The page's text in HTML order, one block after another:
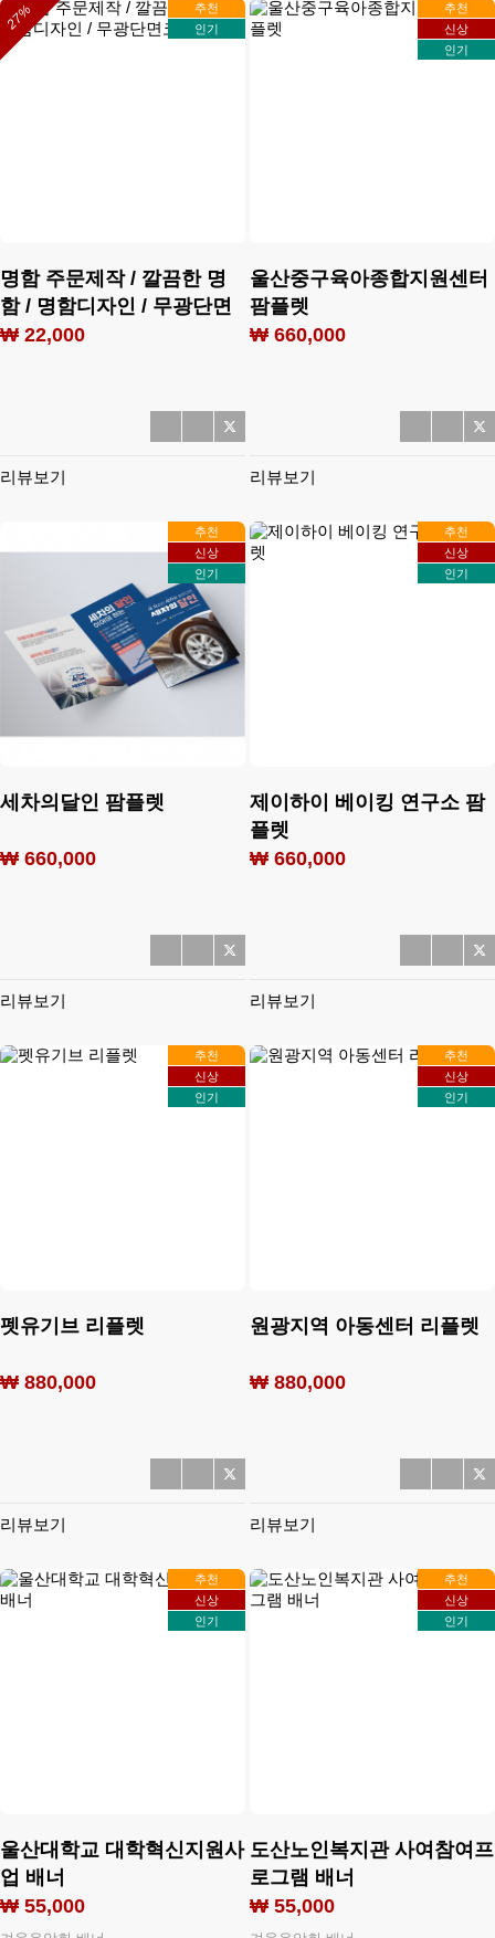
추천
인기
27%
명함 주문제작 / 깔끔한 명
함 / 명함디자인 / 무광단면
코팅 500매
₩ 22,000
리뷰보기
추천
신상
인기
울산중구육아종합지원센터
팜플렛
₩ 660,000
리뷰보기
추천
신상
인기
세차의달인 팜플렛
₩ 660,000
리뷰보기
추천
신상
인기
제이하이 베이킹 연구소 팜
플렛
₩ 660,000
리뷰보기
추천
신상
인기
펫유기브 리플렛
₩ 880,000
리뷰보기
추천
신상
인기
원광지역 아동센터 리플렛
₩ 880,000
리뷰보기
추천
신상
인기
울산대학교 대학혁신지원사
업 배너
₩ 55,000
추천
신상
인기
도산노인복지관 사여참여프
로그램 배너
₩ 55,000